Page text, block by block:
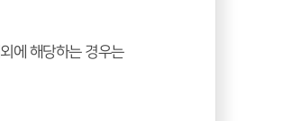
에 해당하는 경우는